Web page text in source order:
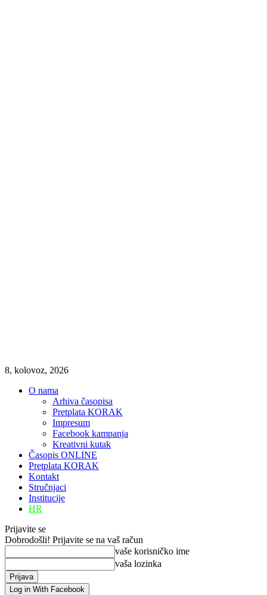
8, kolovoz, 2026
O nama
Arhiva časopisa
Pretplata KORAK
Impresum
Facebook kampanja
Kreativni kutak
Časopis ONLINE
Pretplata KORAK
Kontakt
Stručnjaci
Institucije
HR
Prijavite se
Dobrodošli! Prijavite se na vaš račun
vaše korisničko ime
vaša lozinka
Log in With Facebook